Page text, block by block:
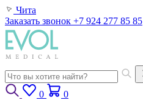
Чита
Заказать звонок +7 924 277 85 85
0 0